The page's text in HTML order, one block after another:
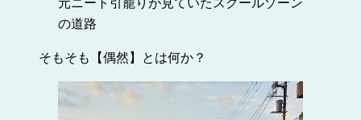
の道路
そもそも【偶然】とは何か？